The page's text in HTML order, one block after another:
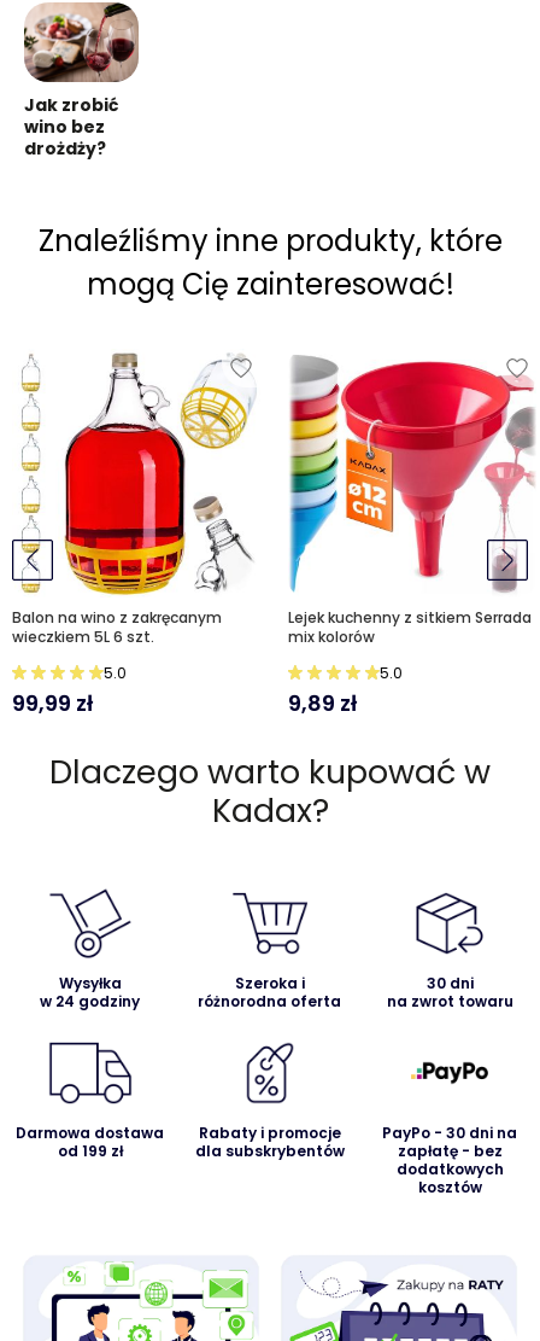
Jak zrobić
wino bez
drożdży?
Znaleźliśmy inne produkty, które
mogą Cię zainteresować!
Balon na wino z zakręcanym
wieczkiem 5L 6 szt.
5.0
99,99 zł
Lejek kuchenny z sitkiem Serrada
mix kolorów
5.0
9,89 zł
Dlaczego warto kupować w
Kadax?
Wysyłka
w 24 godziny
Szeroka i
różnorodna oferta
30 dni
na zwrot towaru
Darmowa dostawa
od 199 zł
Rabaty i promocje
dla subskrybentów
PayPo - 30 dni na
zapłatę - bez
dodatkowych
kosztów